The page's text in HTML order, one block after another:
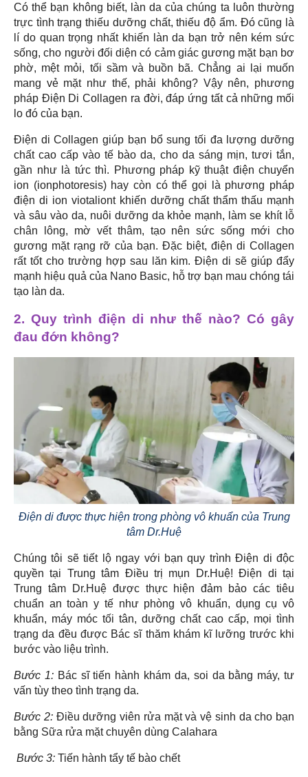
Có thể bạn không biết, làn da của chúng ta luôn thường
trực tình trạng thiếu dưỡng chất, thiếu độ ẩm. Đó cũng là
lí do quan trọng nhất khiến làn da bạn trở nên kém sức
sống, cho người đối diện có cảm giác gương mặt bạn bơ
phờ, mệt mỏi, tối sầm và buồn bã. Chẳng ai lại muốn
mang vẻ mặt như thế, phải không? Vậy nên, phương
pháp Điện Di Collagen ra đời, đáp ứng tất cả những mối
lo đó của bạn.
Điện di Collagen giúp bạn bổ sung tối đa lượng dưỡng
chất cao cấp vào tế bào da, cho da sáng mịn, tươi tắn,
gần như là tức thì. Phương pháp kỹ thuật điện chuyển
ion (ionphotoresis) hay còn có thể gọi là phương pháp
điện di ion viotaliont khiến dưỡng chất thẩm thấu mạnh
và sâu vào da, nuôi dưỡng da khỏe mạnh, làm se khít lỗ
chân lông, mờ vết thâm, tạo nên sức sống mới cho
gương mặt rạng rỡ của bạn. Đặc biệt, điện di Collagen
rất tốt cho trường hợp sau lăn kim. Điện di sẽ giúp đẩy
mạnh hiệu quả của Nano Basic, hỗ trợ bạn mau chóng tái
tạo làn da.
2. Quy trình điện di như thế nào? Có gây
đau đớn không?
Điện di được thực hiện trong phòng vô khuẩn của Trung
tâm Dr.Huệ
Chúng tôi sẽ tiết lộ ngay với bạn quy trình Điện di độc
quyền tại Trung tâm Điều trị mụn Dr.Huệ! Điện di tại
Trung tâm Dr.Huệ được thực hiện đảm bảo các tiêu
chuẩn an toàn y tế như phòng vô khuẩn, dụng cụ vô
khuẩn, máy móc tối tân, dưỡng chất cao cấp, mọi tình
trạng da đều được Bác sĩ thăm khám kĩ lưỡng trước khi
bước vào liệu trình.
Bước 1:Bác sĩ tiến hành khám da, soi da bằng máy, tư
vấn tùy theo tình trạng da.
Bước 2:Điều dưỡng viên rửa mặt và vệ sinh da cho bạn
bằng Sữa rửa mặt chuyên dùng Calahara
Bước 3: Tiến hành tẩy tế bào chết